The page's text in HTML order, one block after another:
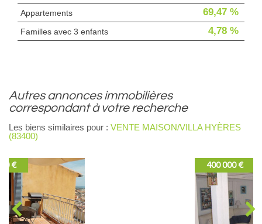
Appartements 69,47 %
Familles avec 3 enfants 4,78 %
autres annonces immobilières
correspondant à votre recherche
Les biens similaires pour : VENTE MAISON/VILLA HYÈRES
(83400)
400 000 €